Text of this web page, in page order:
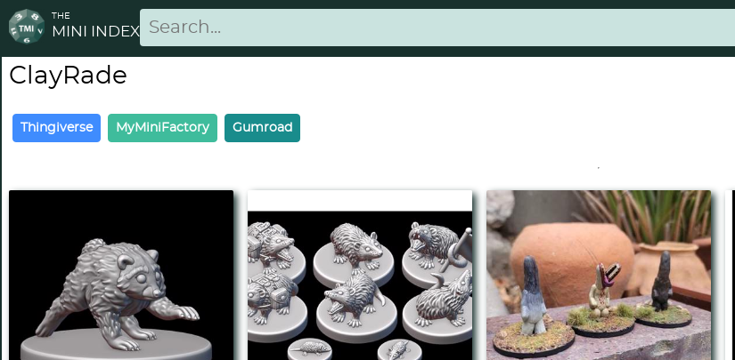
THE
MINI INDEX
ClayRade
Thingiverse MyMiniFactory Gumroad